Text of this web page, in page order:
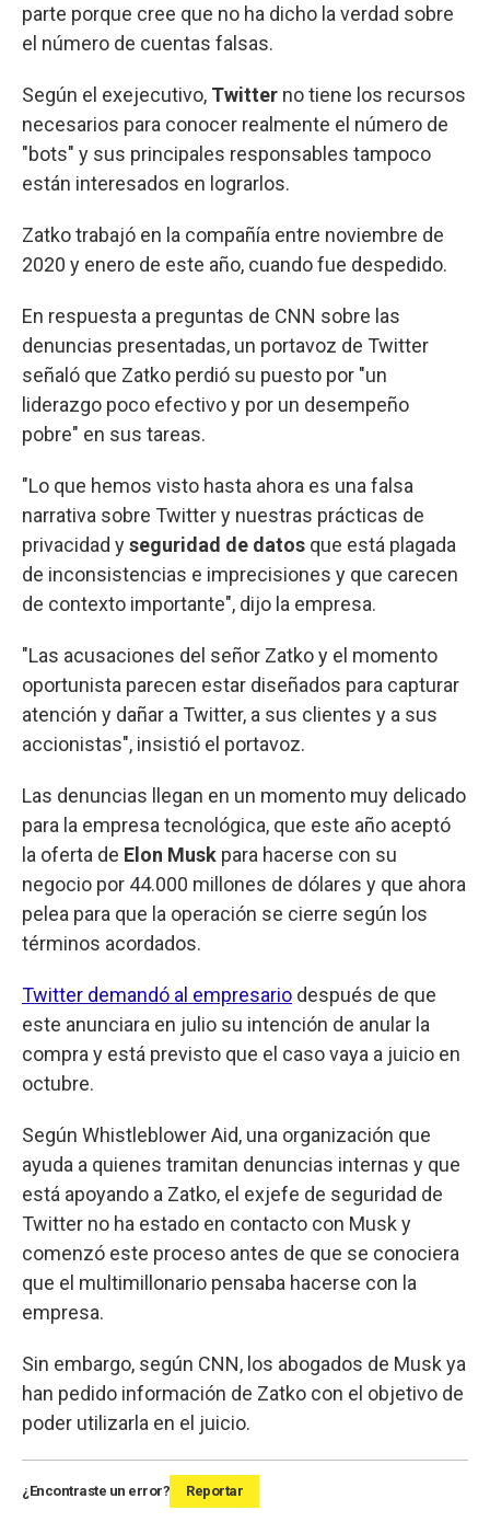
parte porque cree que no ha dicho la verdad sobre
el número de cuentas falsas.
Según el exejecutivo, Twitter no tiene los recursos
necesarios para conocer realmente el número de
"bots" y sus principales responsables tampoco
están interesados en lograrlos.
Zatko trabajó en la compañía entre noviembre de
2020 y enero de este año, cuando fue despedido.
En respuesta a preguntas de CNN sobre las
denuncias presentadas, un portavoz de Twitter
señaló que Zatko perdió su puesto por "un
liderazgo poco efectivo y por un desempeño
pobre" en sus tareas.
"Lo que hemos visto hasta ahora es una falsa
narrativa sobre Twitter y nuestras prácticas de
privacidad yseguridad de datos que está plagada
de inconsistencias e imprecisiones y que carecen
de contexto importante", dijo la empresa.
"Las acusaciones del señor Zatko y el momento
oportunista parecen estar diseñados para capturar
atención y dañar a Twitter, a sus clientes y a sus
accionistas", insistió el portavoz.
Las denuncias llegan en un momento muy delicado
para la empresa tecnológica, que este año aceptó
la oferta de Elon Musk para hacerse con su
negocio por 44.000 millones de dólares y que ahora
pelea para que la operación se cierre según los
términos acordados.
Twitter demandó al empresario después de que
este anunciara en julio su intención de anular la
compra y está previsto que el caso vaya a juicio en
octubre.
Según Whistleblower Aid, una organización que
ayuda a quienes tramitan denuncias internas y que
está apoyando a Zatko, el exjefe de seguridad de
Twitter no ha estado en contacto con Musk y
comenzó este proceso antes de que se conociera
que el multimillonario pensaba hacerse con la
empresa.
Sin embargo, según CNN, los abogados de Musk ya
han pedido información de Zatko con el objetivo de
poder utilizarla en el juicio.
¿Encontraste un error? Reportar